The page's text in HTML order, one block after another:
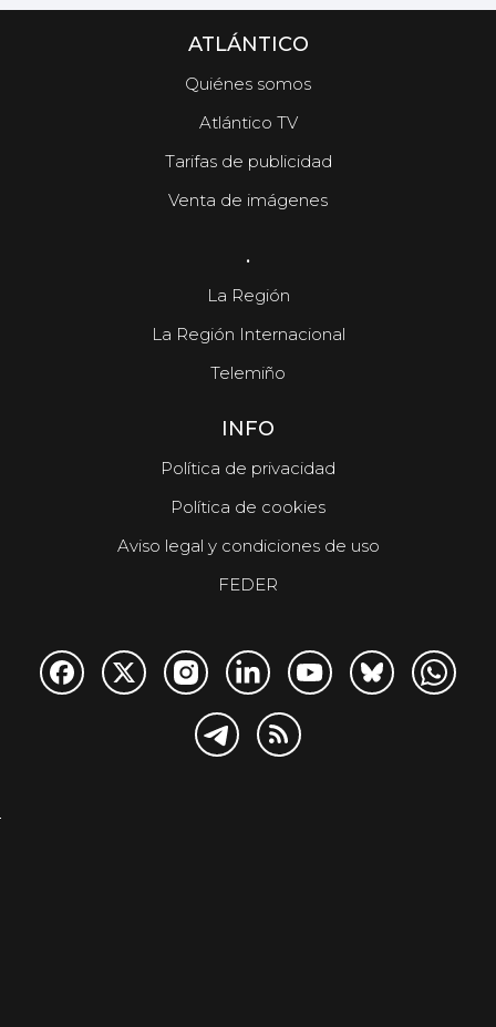
ATLÁNTICO
Quiénes somos
Atlántico TV
Tarifas de publicidad
Venta de imágenes
.
La Región
La Región Internacional
Telemiño
INFO
Política de privacidad
Política de cookies
Aviso legal y condiciones de uso
FEDER